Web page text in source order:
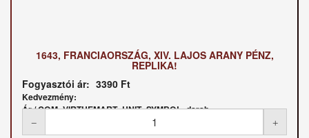
1643, FRANCIAORSZÁG, XIV. LAJOS ARANY PÉNZ,
REPLIKA!
Fogyasztói ár: 3390 Ft
Kedvezmény:
Ár / COM_VIRTUEMART_UNIT_SYMBOL_darab: